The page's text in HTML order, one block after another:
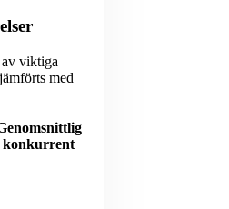
av viktiga
med
konkurrent